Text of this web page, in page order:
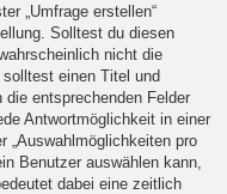
„Umfrage erstellen“
Solltest du diesen
nicht die
einen Titel und
entsprechenden Felder
Antwortmöglichkeit in einer
„Auswahlmöglichkeiten pro
Benutzer auswählen kann,
dabei eine zeitlich